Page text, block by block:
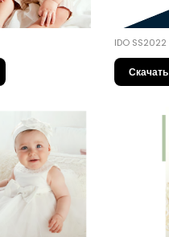
IDO SS2022
Скачать